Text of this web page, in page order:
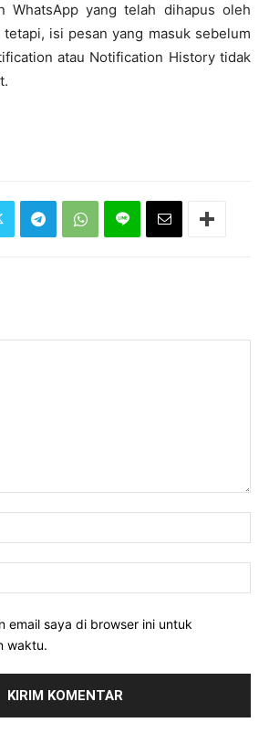
WhatsApp yang telah dihapus oleh
isi pesan yang masuk sebelum
atau Notification History tidak
email saya di browser ini untuk
waktu.